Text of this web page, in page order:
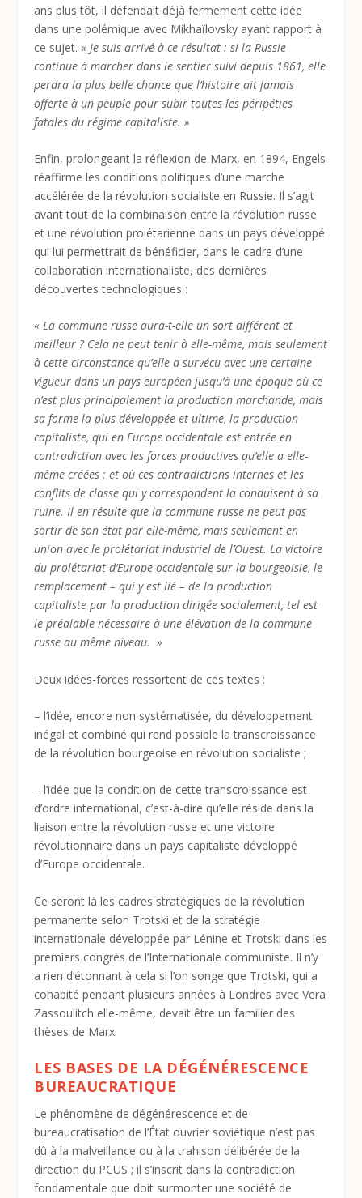
ans plus tôt, il défendait déjà fermement cette idée
dans une polémique avec Mikhaïlovsky ayant rapport à
ce sujet.« Je suis arrivé à ce résultat : si la Russie
continue à marcher dans le sentier suivi depuis 1861, elle
perdra la plus belle chance que l’histoire ait jamais
offerte à un peuple pour subir toutes les péripéties
fatales du régime capitaliste. »
Enfin, prolongeant la réflexion de Marx, en 1894, Engels
réaffirme les conditions politiques d’une marche
accélérée de la révolution socialiste en Russie. Il s’agit
avant tout de la combinaison entre la révolution russe
et une révolution prolétarienne dans un pays développé
qui lui permettrait de bénéficier, dans le cadre d’une
collaboration internationaliste, des dernières
découvertes technologiques :
« La commune russe aura-t-elle un sort différent et
meilleur ? Cela ne peut tenir à elle-même, mais seulement
à cette circonstance qu’elle a survécu avec une certaine
vigueur dans un pays européen jusqu’à une époque où ce
n’est plus principalement la production marchande, mais
sa forme la plus développée et ultime, la production
capitaliste, qui en Europe occidentale est entrée en
contradiction avec les forces productives qu’elle a elle-
même créées ; et où ces contradictions internes et les
conflits de classe qui y correspondent la conduisent à sa
ruine. Il en résulte que la commune russe ne peut pas
sortir de son état par elle-même, mais seulement en
union avec le prolétariat industriel de l’Ouest. La victoire
du prolétariat d’Europe occidentale sur la bourgeoisie, le
remplacement – qui y est lié – de la production
capitaliste par la production dirigée socialement, tel est
le préalable nécessaire à une élévation de la commune
russe au même niveau. »
Deux idées-forces ressortent de ces textes :
– l’idée, encore non systématisée, du développement
inégal et combiné qui rend possible la transcroissance
de la révolution bourgeoise en révolution socialiste ;
– l’idée que la condition de cette transcroissance est
d’ordre international, c’est-à-dire qu’elle réside dans la
liaison entre la révolution russe et une victoire
révolutionnaire dans un pays capitaliste développé
d’Europe occidentale.
Ce seront là les cadres stratégiques de la révolution
permanente selon Trotski et de la stratégie
internationale développée par Lénine et Trotski dans les
premiers congrès de l’Internationale communiste. Il n’y
a rien d’étonnant à cela si l’on songe que Trotski, qui a
cohabité pendant plusieurs années à Londres avec Vera
Zassoulitch elle-même, devait être un familier des
thèses de Marx.
LES BASES DE LA DÉGÉNÉRESCENCE
BUREAUCRATIQUE
Le phénomène de dégénérescence et de
bureaucratisation de l’État ouvrier soviétique n’est pas
dû à la malveillance ou à la trahison délibérée de la
direction du PCUS ; il s’inscrit dans la contradiction
fondamentale que doit surmonter une société de